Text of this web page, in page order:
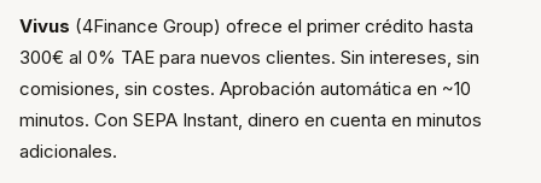
Vivus (4Finance Group) ofrece el primer crédito hasta
300€ al 0% TAE para nuevos clientes. Sin intereses, sin
comisiones, sin costes. Aprobación automática en ~10
minutos. Con SEPA Instant, dinero en cuenta en minutos
adicionales.